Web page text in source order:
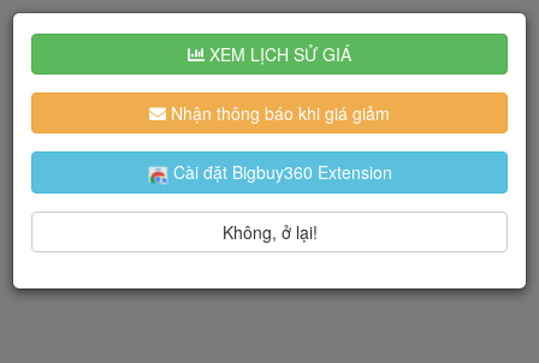
XEM LỊCH SỬ GIÁ
Nhận thông báo khi giá giảm
Cài đặt Bigbuy360 Extension
Không, ở lại!